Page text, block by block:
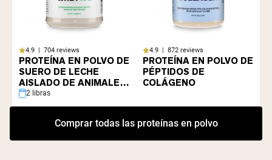
4.9 | 704 reviews
PROTEÍNA EN POLVO DE
SUERO DE LECHE
AISLADO DE ANIMALES
ALIMENTADOS CON
PASTO
2 libras
4.9 | 872 reviews
PROTEÍNA EN POLVO DE
PÉPTIDOS DE
COLÁGENO
Comprar todas las proteínas en polvo